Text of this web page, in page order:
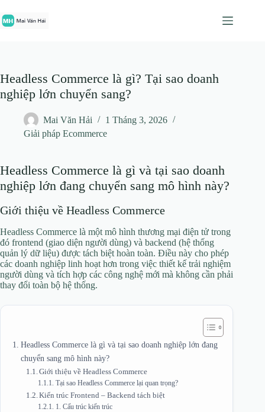
đến
phần
Headless Commerce là gì? Tại sao doanh
nghiệp lớn chuyển sang?
Mai Văn Hải
1 Tháng 3, 2026
Giải pháp Ecommerce
Headless Commerce là gì và tại sao doanh
nghiệp lớn đang chuyển sang mô hình này?
Giới thiệu về Headless Commerce
Headless Commerce là một mô hình thương mại điện tử trong
đó frontend (giao diện người dùng) và backend (hệ thống
quản lý dữ liệu) được tách biệt hoàn toàn. Điều này cho phép
các doanh nghiệp linh hoạt hơn trong việc thiết kế trải nghiệm
người dùng và tích hợp các công nghệ mới mà không cần phải
thay đổi toàn bộ hệ thống.
Headless Commerce là gì và tại sao doanh nghiệp lớn đang
chuyển sang mô hình này?
Giới thiệu về Headless Commerce
Tại sao Headless Commerce lại quan trọng?
Kiến trúc Frontend – Backend tách biệt
1. Cấu trúc kiến trúc